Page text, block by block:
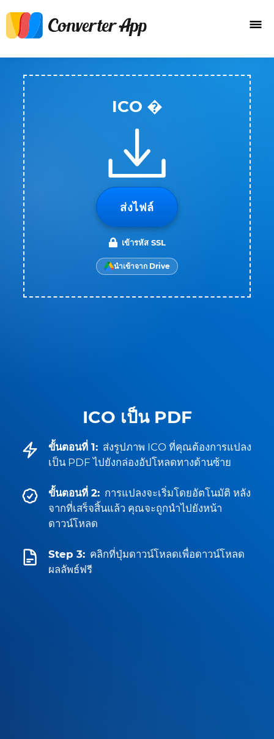
ICO เป็น PDF
ขั้นตอนที่ 1: ส่งรูปภาพ ICO ที่คุณต้องการแปลง
เป็น PDF ไปยังกล่องอัปโหลดทางด้านซ้าย
ขั้นตอนที่ 2: การแปลงจะเริ่มโดยอัตโนมัติ หลัง
จากที่เสร็จสิ้นแล้ว คุณจะถูกนำไปยังหน้า
ดาวน์โหลด
Step 3: คลิกที่ปุ่มดาวน์โหลดเพื่อดาวน์โหลด
ผลลัพธ์ฟรี
ICO �
ส่งไฟล์
เข้ารหัส SSL
นำเข้าจาก Drive